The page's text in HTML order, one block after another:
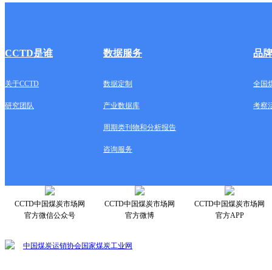
CCTD是谁 数据服务 品
关于CCTD 数据定制 全国
研究团队 产业数据库 考察
周期类刊物和分析报告
咨询服务
CCTD中国煤炭市场网
官方微信公众号
CCTD中国煤炭市场网
官方微博
CCTD中国煤炭市场网
官方APP
中国煤炭运销协会国家煤炭工业网